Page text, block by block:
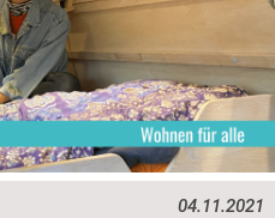
04.11.2021